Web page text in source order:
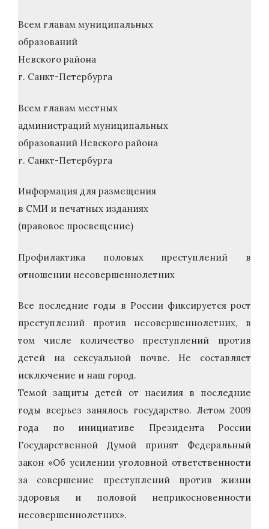
Всем главам муниципальных
образований
Невского района
г. Санкт-Петербурга
Всем главам местных
администраций муниципальных
образований Невского района
г. Санкт-Петербурга
Информация для размещения
в СМИ и печатных изданиях
(правовое просвещение)
Профилактика половых преступлений в
отношении несовершеннолетних
Все последние годы в России фиксируется рост
преступлений против несовершеннолетних, в
том числе количество преступлений против
детей на сексуальной почве. Не составляет
исключение и наш город.
Темой защиты детей от насилия в последние
годы всерьез занялось государство. Летом 2009
года по инициативе Президента России
Государственной Думой принят Федеральный
закон «Об усилении уголовной ответственности
за совершение преступлений против жизни
здоровья и половой неприкосновенности
несовершеннолетних».